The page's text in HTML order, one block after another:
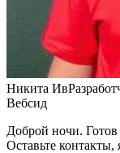
Никита Ив
Вебсид
Доброй ночи. Готов
Оставьте контакты,